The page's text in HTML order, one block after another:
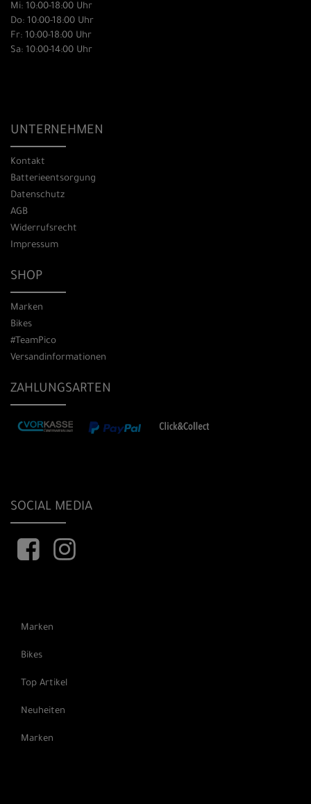
Mi: 10:00-18:00 Uhr
Do: 10:00-18:00 Uhr
Fr: 10:00-18:00 Uhr
Sa: 10:00-14:00 Uhr
UNTERNEHMEN
Kontakt
Batterieentsorgung
Datenschutz
AGB
Widerrufsrecht
Impressum
SHOP
Marken
Bikes
#TeamPico
Versandinformationen
ZAHLUNGSARTEN
SOCIAL MEDIA
Marken
Bikes
Top Artikel
Neuheiten
Marken